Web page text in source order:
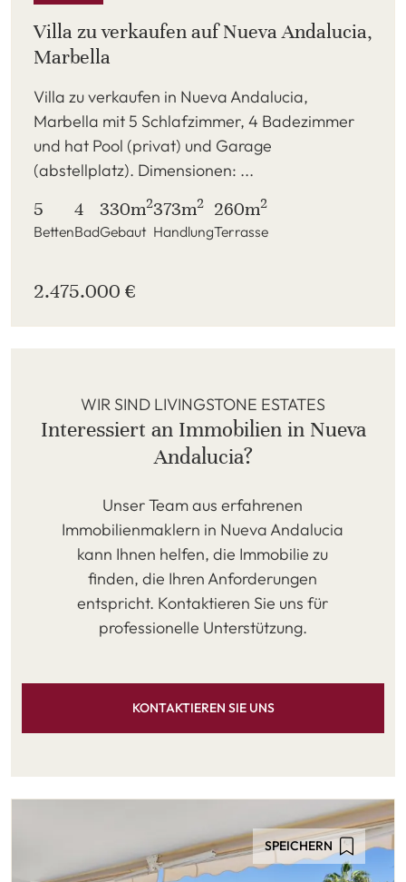
Villa zu verkaufen auf Nueva Andalucia,
Marbella
Villa zu verkaufen in Nueva Andalucia,
Marbella mit 5 Schlafzimmer, 4 Badezimmer
und hat Pool (privat) und Garage
(abstellplatz). Dimensionen: ...
5
Betten
4
Bad
330m2
Gebaut
373m2
Handlung
260m2
Terrasse
2.475.000 €
WIR SIND LIVINGSTONE ESTATES
Interessiert an Immobilien in Nueva
Andalucia?
Unser Team aus erfahrenen
Immobilienmaklern in Nueva Andalucia
kann Ihnen helfen, die Immobilie zu
finden, die Ihren Anforderungen
entspricht. Kontaktieren Sie uns für
professionelle Unterstützung.
KONTAKTIEREN SIE UNS
SPEICHERN